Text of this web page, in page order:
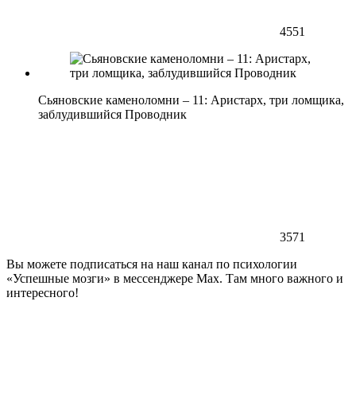
4551
Сьяновские каменоломни – 11: Аристарх, три ломщика,
заблудившийся Проводник
3571
Вы можете подписаться на наш канал по психологии
«Успешные мозги» в мессенджере Max. Там много важного и
интересного!